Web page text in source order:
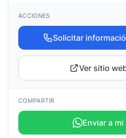
ACCIONES
Solicitar
Ver sitio
COMPARTIR
Enviar a mi